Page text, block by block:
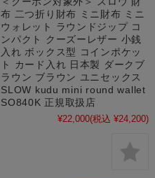
布 二つ折り財布 ミニ財布 ミニ
ウォレット ラウンドジップ コ
ンパクト クーズーレザー 小銭
入れ ボックス型 コインポケッ
ト カード入れ 日本製 ダークブ
ラウン ブラウン ユニセックス
SLOW kudu mini round wallet
SO840K 正規取扱店
¥22,000(税込 ¥24,200)